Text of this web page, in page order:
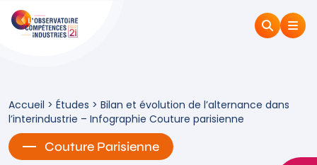
Accueil > Études > Bilan et évolution de l’alternance dans
l’interindustrie – Infographie Couture parisienne
Couture Parisienne